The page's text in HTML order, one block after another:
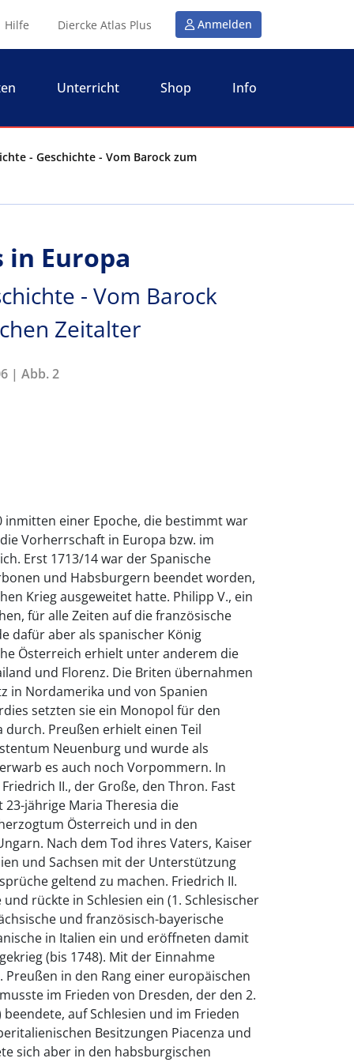
Hilfe Diercke Atlas Plus Anmelden
Unterricht Shop Info
- Geschichte - Vom Barock zum
Europa
- Vom Barock
Zeitalter
| Abb. 2
inmitten einer Epoche, die bestimmt war
Vorherrschaft in Europa bzw. im
Erst 1713/14 war der Spanische
und Habsburgern beendet worden,
Krieg ausgeweitet hatte. Philipp V., ein
für alle Zeiten auf die französische
dafür aber als spanischer König
Österreich erhielt unter anderem die
und Florenz. Die Briten übernahmen
in Nordamerika und von Spanien
setzten sie ein Monopol für den
durch. Preußen erhielt einen Teil
Neuenburg und wurde als
es auch noch Vorpommern. In
II., der Große, den Thron. Fast
jährige Maria Theresia die
Österreich und in den
Nach dem Tod ihres Vaters, Kaiser
und Sachsen mit der Unterstützung
geltend zu machen. Friedrich II.
rückte in Schlesien ein (1. Schlesischer
und französisch-bayerische
in Italien ein und eröffneten damit
(bis 1748). Mit der Einnahme
Preußen in den Rang einer europäischen
im Frieden von Dresden, der den 2.
beendete, auf Schlesien und im Frieden
Besitzungen Piacenza und
sich aber in den habsburgischen